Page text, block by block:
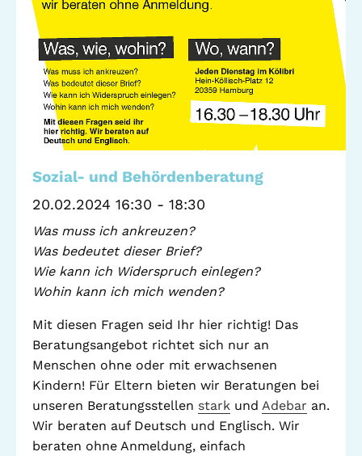
Standorte
Gemeinwesenarbeit
Raumvermietung
Auszeichnungen
Jobs + Praktika
Förderverein
Förderer
Ferienprogramm
Beratung +
Unterstützung
ADEBAR
starK
IBiS
Offene Sozial- und
Behördenberatung
Stadtteil + Kultur
Kölibri
Stadtteilarbeit
Medienzentrum
Stadtteiltheater
Sozial- und Behördenberatung
20.02.2024 16:30 - 18:30
Was muss ich ankreuzen?
Was bedeutet dieser Brief?
Wie kann ich Widerspruch einlegen?
Wohin kann ich mich wenden?
Mit diesen Fragen seid Ihr hier richtig! Das
Beratungsangebot richtet sich nur an
Menschen ohne oder mit erwachsenen
Kindern! Für Eltern bieten wir Beratungen bei
unseren Beratungsstellen stark und Adebar an.
Wir beraten auf Deutsch und Englisch. Wir
beraten ohne Anmeldung, einfach